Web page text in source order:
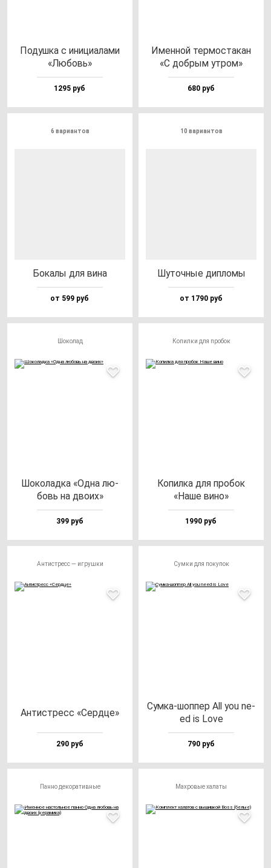
Подуш­ка с ини­ци­ала­ми
«Любовь»
1295 руб
Имен­ной тер­мос­та­кан
«С доб­рым ут­ром»
680 руб
6 вариантов
Бока­лы для ви­на
от 599 руб
10 вариантов
Шуточ­ные дип­ло­мы
от 1790 руб
Шоколад
Шоко­лад­ка «Одна лю­
бовь на дво­их»
399 руб
Копилки для пробок
Копил­ка для про­бок
«Наше ви­но»
1990 руб
Антистресс — игрушки
Антис­тресс «Сер­дце»
290 руб
Сумки для покупок
Сум­ка-шоп­пер All you ne­
ed is Love
790 руб
Панно декоративные Махровые халаты